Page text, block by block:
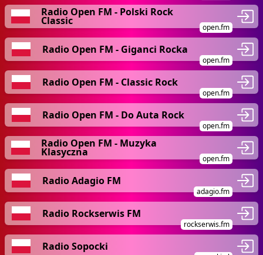
Radio Open FM - Polski Rock
Classic
open.fm
Radio Open FM - Giganci Rocka
open.fm
Radio Open FM - Classic Rock
open.fm
Radio Open FM - Do Auta Rock
open.fm
Radio Open FM - Muzyka
Klasyczna
open.fm
Radio Adagio FM
adagio.fm
Radio Rockserwis FM
rockserwis.fm
Radio Sopocki